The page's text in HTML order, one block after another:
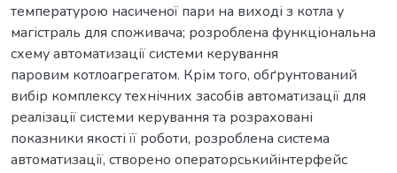
температурою насиченої пари на виході з котла у
магістраль для споживача; розроблена функціональна
схему автоматизації системи керування
паровим котлоагрегатом. Крім того, обґрунтований
вибір комплексу технічних засобів автоматизації для
реалізації системи керування та розраховані
показники якості її роботи, розроблена система
автоматизації, створено операторськийінтерфейс